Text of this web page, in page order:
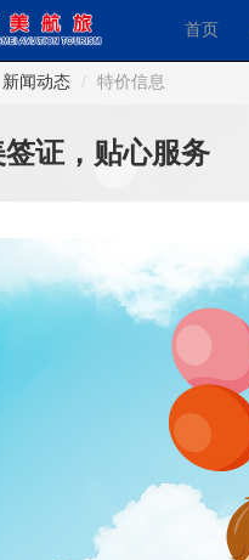
首页
新闻动态 特价信息
签证，贴心服务